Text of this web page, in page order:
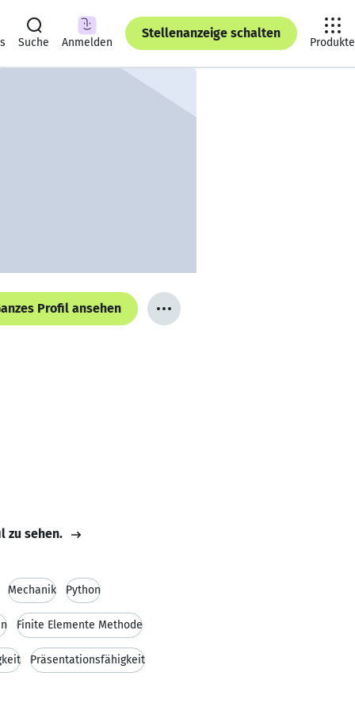
Suche Anmelden
Stellenanzeige schalten
Produkte
Profil ansehen
zu sehen.
Mechanik Python
Finite Elemente Methode
Präsentationsfähigkeit